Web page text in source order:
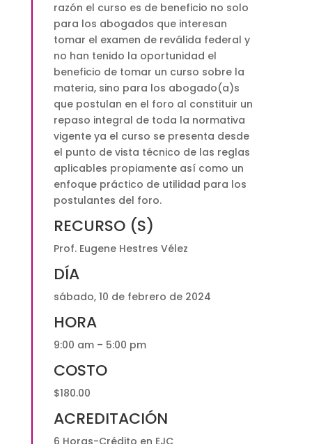
razón el curso es de beneficio no solo
para los abogados que interesan
tomar el examen de reválida federal y
no han tenido la oportunidad el
beneficio de tomar un curso sobre la
materia, sino para los abogado(a)s
que postulan en el foro al constituir un
repaso integral de toda la normativa
vigente ya el curso se presenta desde
el punto de vista técnico de las reglas
aplicables propiamente así como un
enfoque práctico de utilidad para los
postulantes del foro.
RECURSO (S)
Prof. Eugene Hestres Vélez
DÍA
sábado, 10 de febrero de 2024
HORA
9:00 am – 5:00 pm
COSTO
$180.00
ACREDITACIÓN